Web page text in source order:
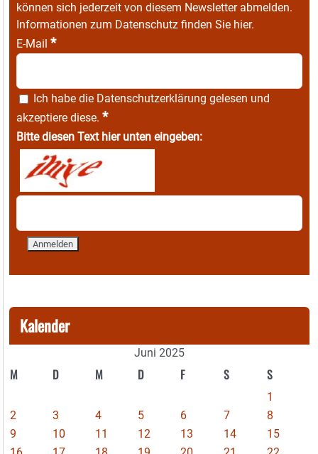
können sich jederzeit von diesem Newsletter abmelden.
Informationen zum Datenschutz finden Sie hier.
E-Mail *
Ich habe die Datenschutzerklärung gelesen und
akzeptiere diese. *
Bitte diesen Text hier unten eingeben:
Kalender
Juni 2025
M D M D F S S
1
2
3 4 5 6 7
8
9
10 11 12 13 14
15